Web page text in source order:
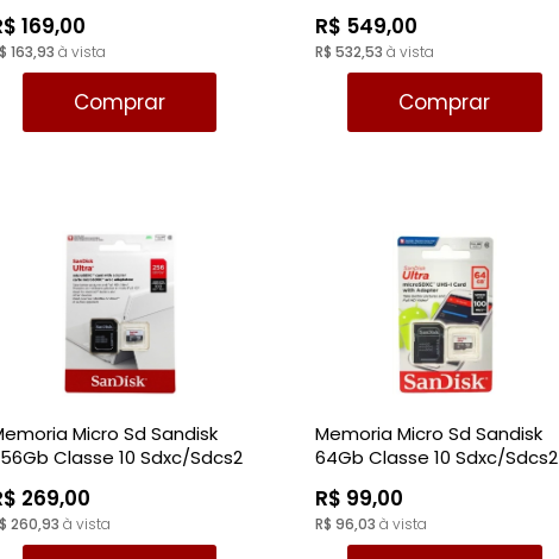
169,00
163,93 à vista
Comprar
R$ 549,00
R$ 532,53 à vista
Comprar
Micro Sd Sandisk
Classe 10 Sdxc/Sdcs2
269,00
260,93 à vista
Memoria Micro Sd Sandisk
64Gb Classe 10 Sdxc/Sdcs2
R$ 99,00
R$ 96,03 à vista